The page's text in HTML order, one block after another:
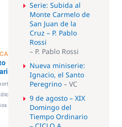
Voz
Serie: Subida al
Monte Carmelo de
San Juan de la
Cruz – P. Pablo
Rossi
– P. Pablo Rossi
Nueva miniserie:
Ignacio, el Santo
Peregrino– VC
9 de agosto – XIX
Domingo del
Tiempo Ordinario